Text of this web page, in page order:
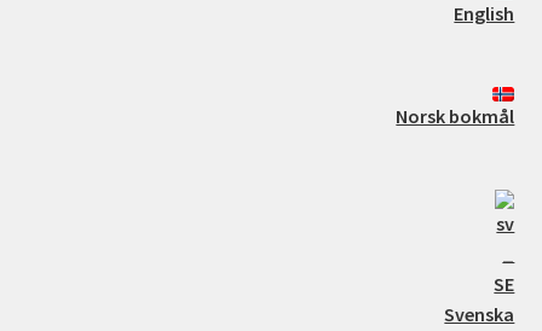
English
Norsk bokmål
Svenska